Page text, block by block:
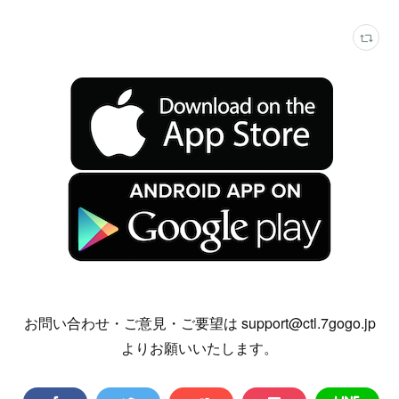
お問い合わせ・ご意見・ご要望は support@ctl.7gogo.jp
よりお願いいたします。